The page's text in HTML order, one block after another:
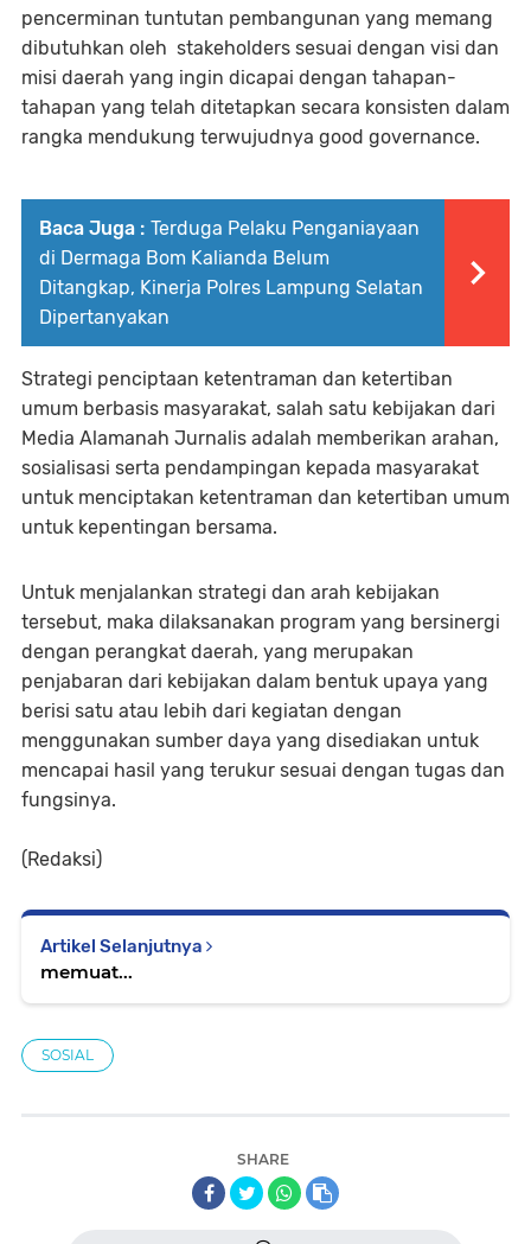
pencerminan tuntutan pembangunan yang memang
dibutuhkan oleh stakeholders sesuai dengan visi dan
misi daerah yang ingin dicapai dengan tahapan-
tahapan yang telah ditetapkan secara konsisten dalam
rangka mendukung terwujudnya good governance.
Baca Juga : Terduga Pelaku Penganiayaan
di Dermaga Bom Kalianda Belum
Ditangkap, Kinerja Polres Lampung Selatan
Dipertanyakan
Strategi penciptaan ketentraman dan ketertiban
umum berbasis masyarakat, salah satu kebijakan dari
Media Alamanah Jurnalis adalah memberikan arahan,
sosialisasi serta pendampingan kepada masyarakat
untuk menciptakan ketentraman dan ketertiban umum
untuk kepentingan bersama.
Untuk menjalankan strategi dan arah kebijakan
tersebut, maka dilaksanakan program yang bersinergi
dengan perangkat daerah, yang merupakan
penjabaran dari kebijakan dalam bentuk upaya yang
berisi satu atau lebih dari kegiatan dengan
menggunakan sumber daya yang disediakan untuk
mencapai hasil yang terukur sesuai dengan tugas dan
fungsinya.
(Redaksi)
Artikel Selanjutnya
memuat...
SOSIAL
SHARE